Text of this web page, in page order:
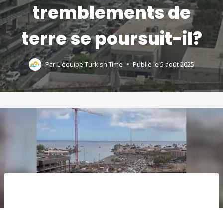
tremblements de
terre se poursuit-il?
ParL'équipe Turkish Time Publié le 5 août 2025